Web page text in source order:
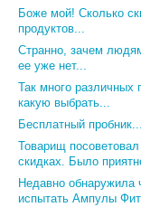
Боже мой! Сколько
продуктов...
Странно, зачем
ее уже нет...
Так много различных
какую выбрать...
Бесплатный пробник...
Товарищ
скидках. Было
Недавно обнаружила
испытать Ампулы